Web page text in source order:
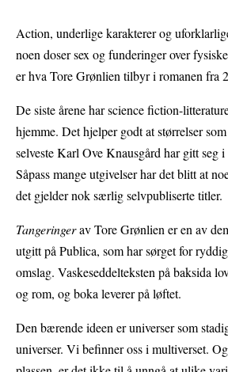
Action, underlige karakterer og
noen doser sex og funderinger over
er hva Tore Grønlien tilbyr i romanen fra
De siste årene har science fiction-
hjemme. Det hjelper godt at størrelser
selveste Karl Ove Knausgård har gitt seg i
Såpass mange utgivelser har det blitt at
det gjelder nok særlig selvpubliserte titler.
Tangeringerav Tore Grønlien er en av
utgitt på Publica, som har sørget for
omslag. Vaskeseddelteksten på baksida
og rom, og boka leverer på løftet.
Den bærende ideen er universer som
universer. Vi befinner oss i multiverset.